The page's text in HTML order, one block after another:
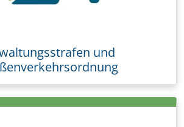
und